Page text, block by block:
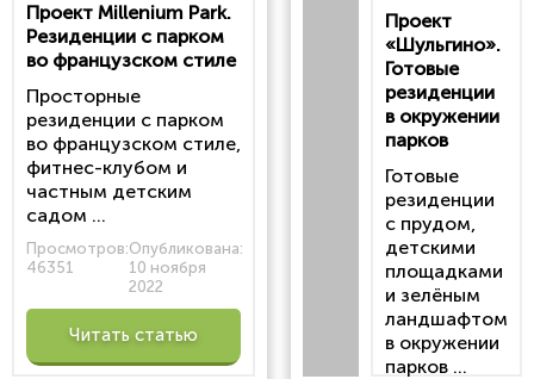
Проект Millenium Park.
Резиденции с парком
во французском стиле
Просторные
резиденции с парком
во французском стиле,
фитнес-клубом и
частным детским
садом ...
Просмотров:
46351
Опубликована:
10 ноября
2022
Читать статью
статью
Проект
«Шульгино».
Готовые
резиденции
в окружении
парков
Готовые
резиденции
с прудом,
детскими
площадками
и зелёным
ландшафтом
в окружении
парков ...